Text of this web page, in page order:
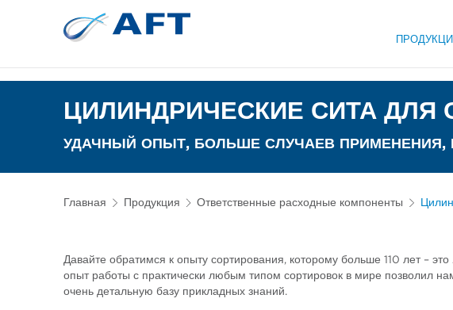
ЦИЛИНДРИЧЕСКИЕ СИТА ДЛЯ
УДАЧНЫЙ ОПЫТ, БОЛЬШЕ СЛУЧАЕВ
Главная Продукция Ответственные расходные компоненты
Давайте обратимся к опыту сортирования, которому больше 110 лет –
опыт работы с практически любым типом сортировок в мире позволил
очень детальную базу прикладных знаний.